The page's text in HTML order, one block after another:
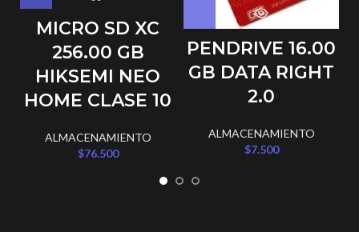
MICRO SD XC
256.00 GB
HIKSEMI NEO
HOME CLASE 10
ALMACENAMIENTO
$76.500
PENDRIVE 16.00
GB DATA RIGHT
2.0
ALMACENAMIENTO
$7.500